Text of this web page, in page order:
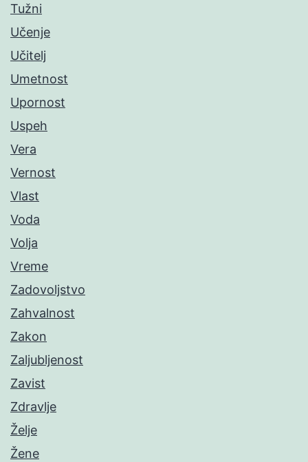
Tužni
Učenje
Učitelj
Umetnost
Upornost
Uspeh
Vera
Vernost
Vlast
Voda
Volja
Vreme
Zadovoljstvo
Zahvalnost
Zakon
Zaljubljenost
Zavist
Zdravlje
Želje
Žene